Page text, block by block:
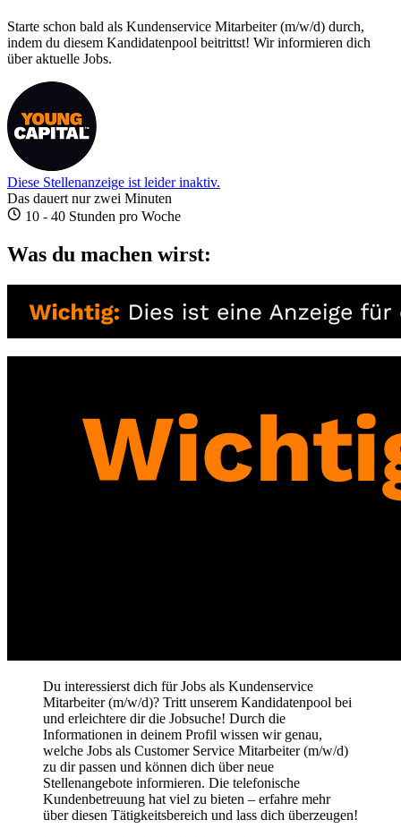
Starte schon bald als Kundenservice Mitarbeiter (m/w/d) durch,
indem du diesem Kandidatenpool beitrittst! Wir informieren dich
über aktuelle Jobs.
Diese Stellenanzeige ist leider inaktiv.
Das dauert nur zwei Minuten
10 - 40 Stunden pro Woche
Was du machen wirst:
Du interessierst dich für Jobs als Kundenservice
Mitarbeiter(m/w/d)? Tritt unserem Kandidatenpool bei
und erleichtere dir die Jobsuche! Durch die
Informationen in deinem Profil wissen wir genau,
welche Jobs als Customer Service Mitarbeiter(m/w/d)
zu dir passen und können dich über neue
Stellenangebote informieren. Die telefonische
Kundenbetreuung hat viel zu bieten – erfahre mehr
über diesen Tätigkeitsbereich und lass dich überzeugen!